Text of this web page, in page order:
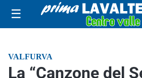
☰
VALFURVA
La “Canzone del